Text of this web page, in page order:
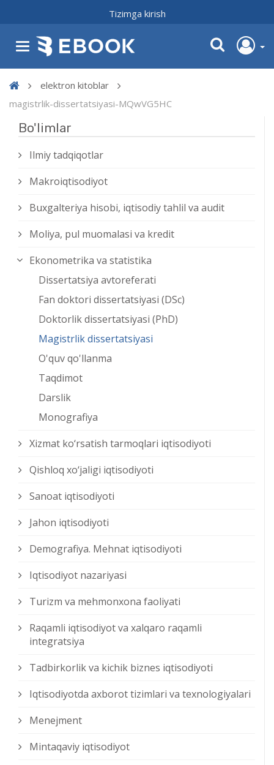
Tizimga kirish
elektron kitoblar
magistrlik-dissertatsiyasi-MQwVG5HC
Bo'limlar
Ilmiy tadqiqotlar
Makroiqtisodiyot
Buxgalteriya hisobi, iqtisodiy tahlil va audit
Moliya, pul muomalasi va kredit
Ekonometrika va statistika
Dissertatsiya avtoreferati
Fan doktori dissertatsiyasi (DSc)
Doktorlik dissertatsiyasi (PhD)
Magistrlik dissertatsiyasi
O'quv qo'llanma
Taqdimot
Darslik
Monografiya
Xizmat kо‘rsatish tarmoqlari iqtisodiyoti
Qishloq xо‘jaligi iqtisodiyoti
Sanoat iqtisodiyoti
Jahon iqtisodiyoti
Demografiya. Mehnat iqtisodiyoti
Iqtisodiyot nazariyasi
Turizm va mehmonxona faoliyati
Raqamli iqtisodiyot va xalqaro raqamli
integratsiya
Tadbirkorlik va kichik biznes iqtisodiyoti
Iqtisodiyotda axborot tizimlari va texnologiyalari
Menejment
Mintaqaviy iqtisodiyot